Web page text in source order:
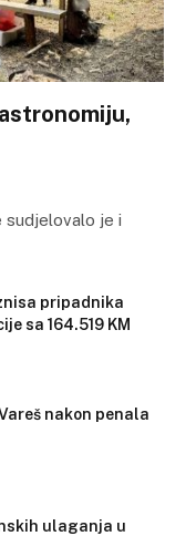
sudjelovalo je i
pripadnika
sa 164.519 KM
nakon penala
ulaganja u